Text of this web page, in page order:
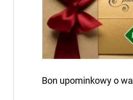
Bon upominkowy o